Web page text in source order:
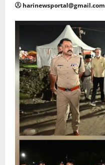
harinewsportal@gmail.com